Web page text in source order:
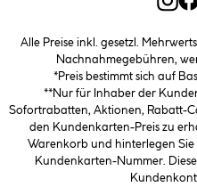
Alle Preise inkl. gesetzl.
Nachnahmegebühren,
*Preis bestimmt sich auf
**Nur für Inhaber der
Sofortrabatten, Aktionen, Rabatt-
den Kundenkarten-Preis zu
Warenkorb und hinterlegen Sie
Kundenkarten-Nummer.